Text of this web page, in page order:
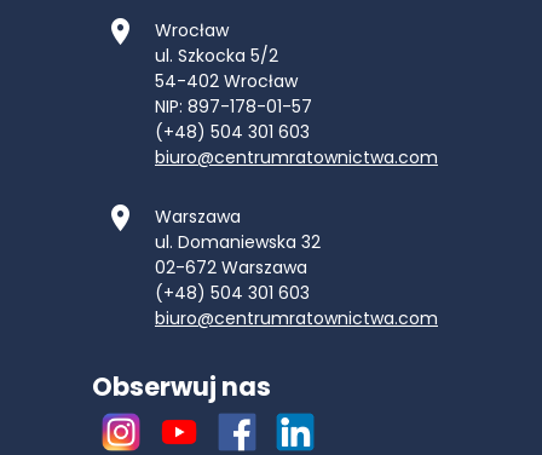
Wrocław
ul. Szkocka 5/2
54-402 Wrocław
NIP: 897-178-01-57
(+48) 504 301 603
biuro@centrumratownictwa.com
Warszawa
ul. Domaniewska 32
02-672 Warszawa
(+48) 504 301 603
biuro@centrumratownictwa.com
Obserwuj nas